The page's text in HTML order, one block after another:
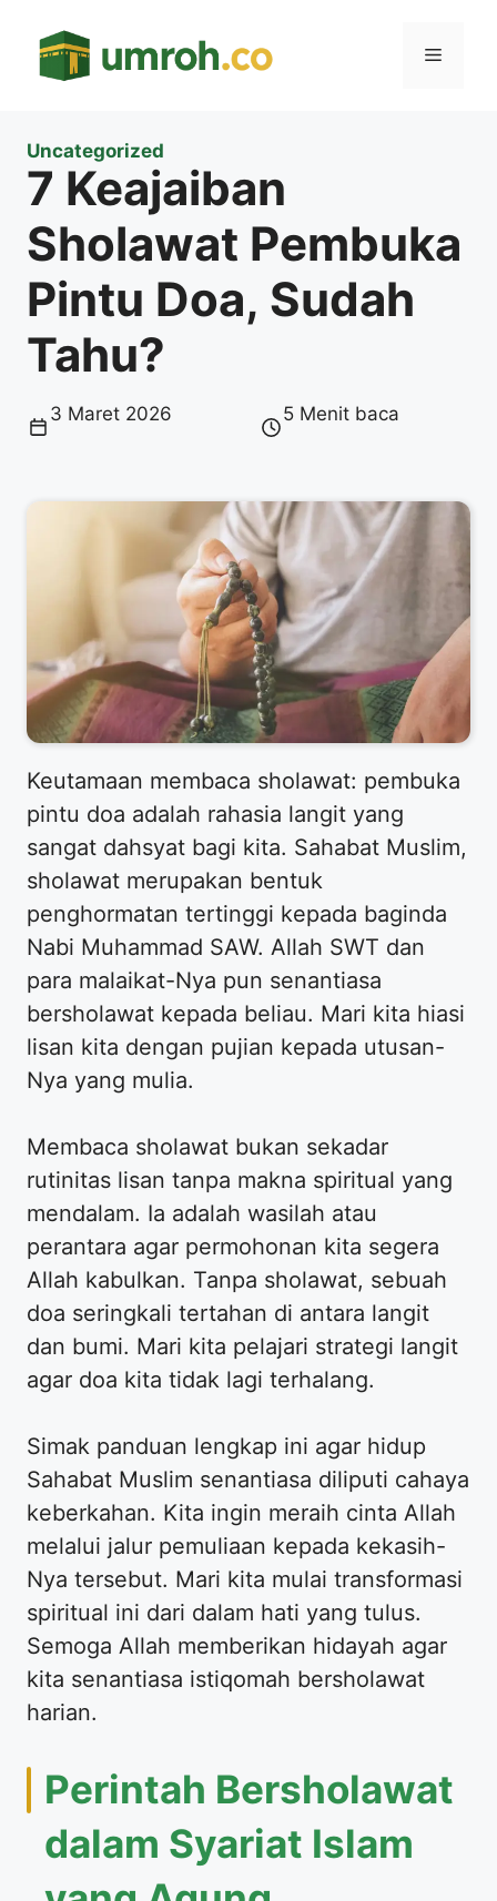
Menu
Uncategorized
7 Keajaiban
Sholawat Pembuka
Pintu Doa, Sudah
Tahu?
3 Maret 2026 5 Menit baca
Keutamaan membaca sholawat: pembuka
pintu doa adalah rahasia langit yang
sangat dahsyat bagi kita. Sahabat Muslim,
sholawat merupakan bentuk
penghormatan tertinggi kepada baginda
Nabi Muhammad SAW. Allah SWT dan
para malaikat-Nya pun senantiasa
bersholawat kepada beliau. Mari kita hiasi
lisan kita dengan pujian kepada utusan-
Nya yang mulia.
Membaca sholawat bukan sekadar
rutinitas lisan tanpa makna spiritual yang
mendalam. Ia adalah wasilah atau
perantara agar permohonan kita segera
Allah kabulkan. Tanpa sholawat, sebuah
doa seringkali tertahan di antara langit
dan bumi. Mari kita pelajari strategi langit
agar doa kita tidak lagi terhalang.
Simak panduan lengkap ini agar hidup
Sahabat Muslim senantiasa diliputi cahaya
keberkahan. Kita ingin meraih cinta Allah
melalui jalur pemuliaan kepada kekasih-
Nya tersebut. Mari kita mulai transformasi
spiritual ini dari dalam hati yang tulus.
Semoga Allah memberikan hidayah agar
kita senantiasa istiqomah bersholawat
harian.
Perintah Bersholawat
dalam Syariat Islam